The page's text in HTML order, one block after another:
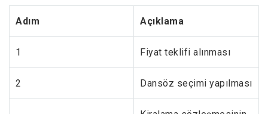
Adım Açıklama
1 Fiyat teklifi alınması
2 Dansöz seçimi yapılması